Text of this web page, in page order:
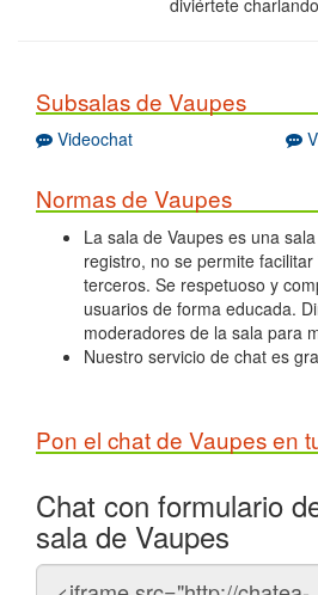
Subsalas de Vaupes
Videochat
Normas de Vaupes
La sala de Vaupes es una
registro, no se permite
terceros. Se respetuoso y
usuarios de forma educada.
moderadores de la sala para
Nuestro servicio de chat es
Pon el chat de Vaupes en
Chat con formulario
sala de Vaupes
Código